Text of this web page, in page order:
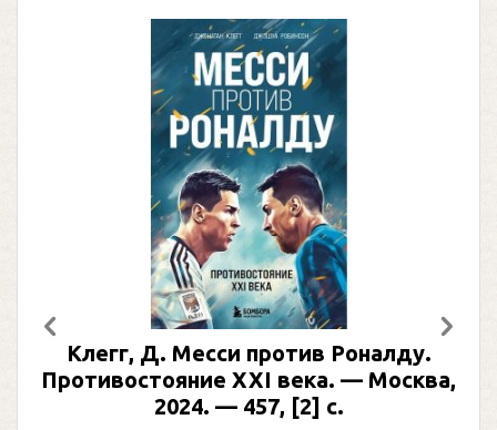
против Роналду.
XXI века. — Москва,
Рабинер, И. Я.
Москва, 2024
Предыдущий